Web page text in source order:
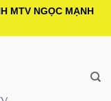
MTV NGỌC MẠNH